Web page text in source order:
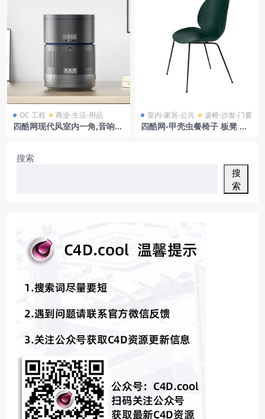
OC 工程 商业-生活-用品
四酷网现代风室内一角,音响伴
室内-家居-公共 桌椅-沙发-门窗
四酷网-甲壳虫餐椅子 板凳 凳
搜索
搜
索